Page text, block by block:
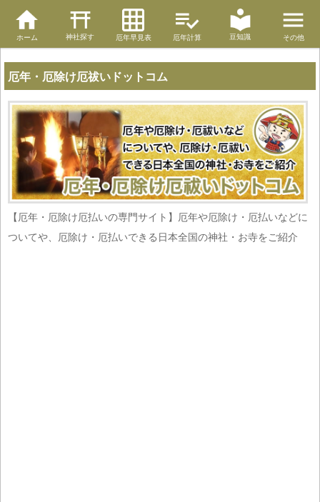
ホーム 神社探す 厄年早見表 厄年計算 豆知識 その他
厄年・厄除け厄祓いドットコム
【厄年・厄除け厄払いの専門サイト】厄年や厄除け・厄払いなどに
ついてや、厄除け・厄払いできる日本全国の神社・お寺をご紹介